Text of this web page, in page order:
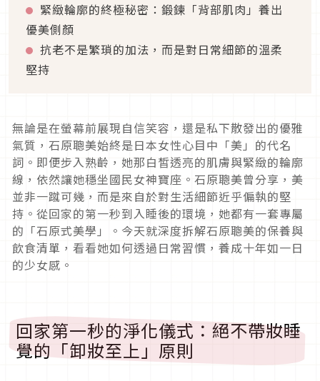
緊緻輪廓的終極秘密：鍛鍊「背部肌肉」養出
優美側顏
抗老不是繁瑣的加法，而是對日常細節的溫柔
堅持
無論是在螢幕前展現自信笑容，還是私下散發出的優雅
氣質，石原聰美始終是日本女性心目中「美」的代名
詞。即便步入熟齡，她那白皙透亮的肌膚與緊緻的輪廓
線，依然讓她穩坐國民女神寶座。石原聰美曾分享，美
並非一蹴可幾，而是來自於對生活細節近乎偏執的堅
持。從回家的第一秒到入睡後的環境，她都有一套專屬
的「石原式美學」。今天就深度拆解石原聰美的保養與
飲食清單，看看她如何透過日常習慣，養成十年如一日
的少女感。
回家第一秒的淨化儀式：絕不帶妝睡
覺的「卸妝至上」原則